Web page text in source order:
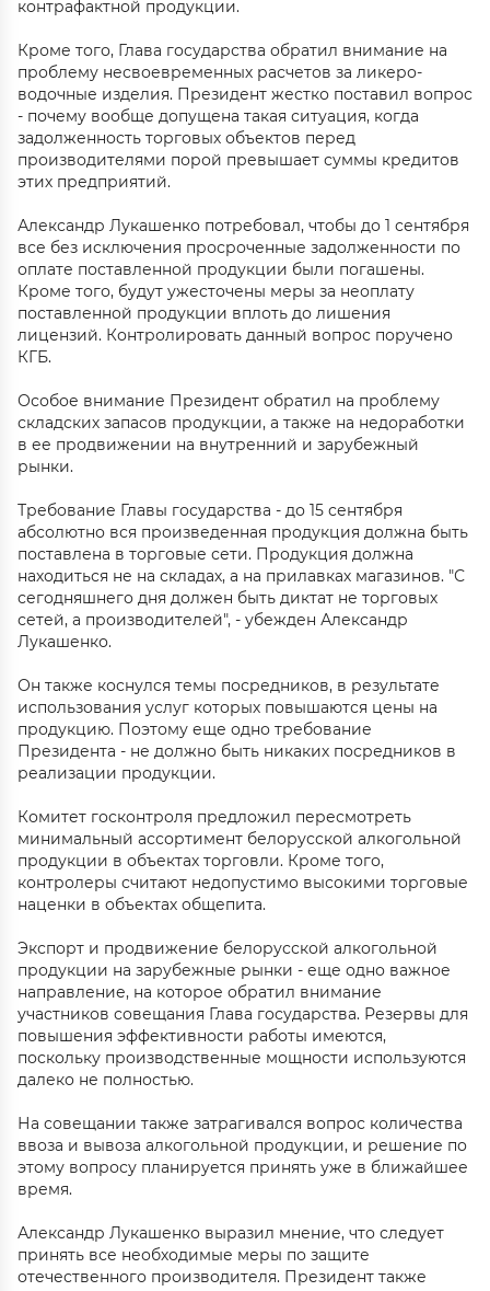
контрафактной продукции.
Кроме того, Глава государства обратил внимание на
проблему несвоевременных расчетов за ликеро-
водочные изделия. Президент жестко поставил вопрос
- почему вообще допущена такая ситуация, когда
задолженность торговых объектов перед
производителями порой превышает суммы кредитов
этих предприятий.
Александр Лукашенко потребовал, чтобы до 1 сентября
все без исключения просроченные задолженности по
оплате поставленной продукции были погашены.
Кроме того, будут ужесточены меры за неоплату
поставленной продукции вплоть до лишения
лицензий. Контролировать данный вопрос поручено
КГБ.
Особое внимание Президент обратил на проблему
складских запасов продукции, а также на недоработки
в ее продвижении на внутренний и зарубежный
рынки.
Требование Главы государства - до 15 сентября
абсолютно вся произведенная продукция должна быть
поставлена в торговые сети. Продукция должна
находиться не на складах, а на прилавках магазинов. "С
сегодняшнего дня должен быть диктат не торговых
сетей, а производителей", - убежден Александр
Лукашенко.
Он также коснулся темы посредников, в результате
использования услуг которых повышаются цены на
продукцию. Поэтому еще одно требование
Президента - не должно быть никаких посредников в
реализации продукции.
Комитет госконтроля предложил пересмотреть
минимальный ассортимент белорусской алкогольной
продукции в объектах торговли. Кроме того,
контролеры считают недопустимо высокими торговые
наценки в объектах общепита.
Экспорт и продвижение белорусской алкогольной
продукции на зарубежные рынки - еще одно важное
направление, на которое обратил внимание
участников совещания Глава государства. Резервы для
повышения эффективности работы имеются,
поскольку производственные мощности используются
далеко не полностью.
На совещании также затрагивался вопрос количества
ввоза и вывоза алкогольной продукции, и решение по
этому вопросу планируется принять уже в ближайшее
время.
Александр Лукашенко выразил мнение, что следует
принять все необходимые меры по защите
отечественного производителя. Президент также